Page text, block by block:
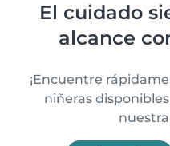
El cuidado
alcance
¡Encuentre
niñeras